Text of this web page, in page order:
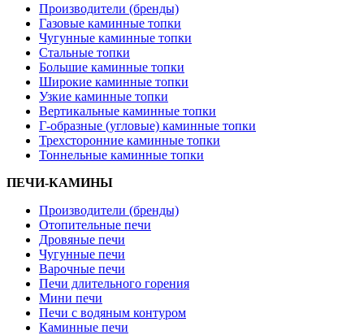
Производители (бренды)
Газовые каминные топки
Чугунные каминные топки
Стальные топки
Большие каминные топки
Широкие каминные топки
Узкие каминные топки
Вертикальные каминные топки
Г-образные (угловые) каминные топки
Трехсторонние каминные топки
Тоннельные каминные топки
ПЕЧИ-КАМИНЫ
Производители (бренды)
Отопительные печи
Дровяные печи
Чугунные печи
Варочные печи
Печи длительного горения
Мини печи
Печи с водяным контуром
Каминные печи